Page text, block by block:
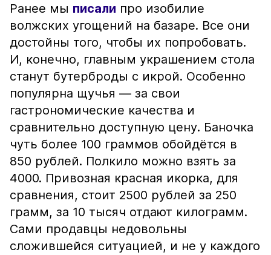
Ранее мы писали про изобилие
волжских угощений на базаре. Все они
достойны того, чтобы их попробовать.
И, конечно, главным украшением стола
станут бутерброды с икрой. Особенно
популярна щучья — за свои
гастрономические качества и
сравнительно доступную цену. Баночка
чуть более 100 граммов обойдётся в
850 рублей. Полкило можно взять за
4000. Привозная красная икорка, для
сравнения, стоит 2500 рублей за 250
грамм, за 10 тысяч отдают килограмм.
Сами продавцы недовольны
сложившейся ситуацией, и не у каждого